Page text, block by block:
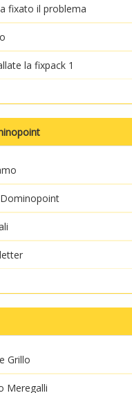
fixato il problema
la fixpack 1
Grillo
Meregalli